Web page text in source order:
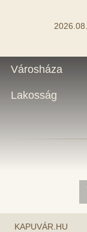
Városháza
Lakosság
KAPUVÁR.HU